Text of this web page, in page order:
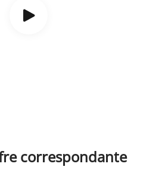
correspondante